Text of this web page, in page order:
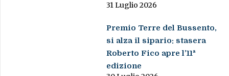
31 Luglio 2026
Premio Terre del Bussento,
si alza il sipario: stasera
Roberto Fico apre l’11ª
edizione